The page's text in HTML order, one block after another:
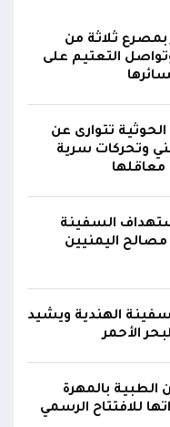
ثاني ناقلة نفط
ساعة بصاروخ باليستي في خليج
تدريجياً لتغطية
بتعيين يحيى
الداخلي، وأحمد
الأمن الخارجي؛ في
بمصرع ثلاثة من
وتواصل التعتيم على
تتوارى عن
وتحركات سرية
معاقلها
السفينة
مصالح اليمنيين
الهندية ويشيد
الأحمر
الطبية بالمهرة
للافتتاح الرسمي